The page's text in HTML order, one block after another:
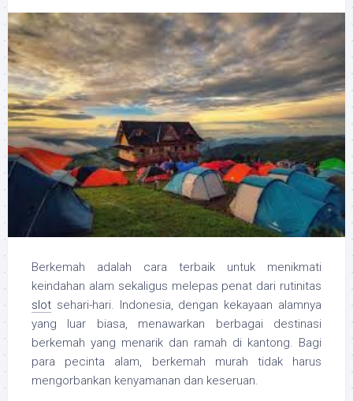
Berkemah adalah cara terbaik untuk menikmati
keindahan alam sekaligus melepas penat dari rutinitas
slot sehari-hari. Indonesia, dengan kekayaan alamnya
yang luar biasa, menawarkan berbagai destinasi
berkemah yang menarik dan ramah di kantong. Bagi
para pecinta alam, berkemah murah tidak harus
mengorbankan kenyamanan dan keseruan.